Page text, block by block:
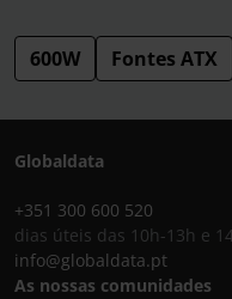
600W Fontes ATX
Globaldata
+351 300 600 520
dias úteis das 10h-13h e
info@globaldata.pt
As nossas comunidades